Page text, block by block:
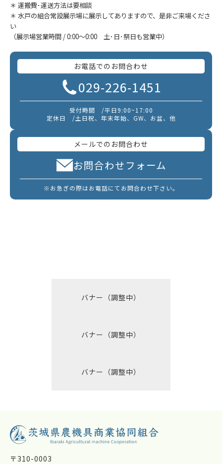
＊ 運搬費･運送方法は要相談
＊ 水戸の組合常設展示場に展示してありますので、是非ご来場くださ
い
（展示場営業時間 / 0:00～0:00 土･日･祭日も営業中）
お電話でのお問合わせ
029-226-1451
受付時間 /平日9:00~17:00
定休日 /土日祝、年末年始、GW、お盆、他
メールでのお問合わせ
お問合わせフォーム
※お急ぎの際はお電話にてお問合わせ下さい。
バナー（調整中）
バナー（調整中）
バナー（調整中）
〒310-0003